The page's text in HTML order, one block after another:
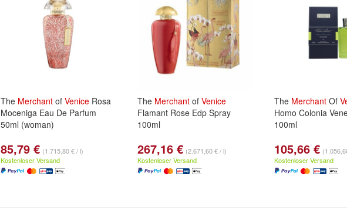
The Merchant of Venice Rosa
Moceniga Eau De Parfum
50ml (woman)
85,79 € (1.715,80 € / l)
Kostenloser Versand
The Merchant of Venice
Flamant Rose Edp Spray
100ml
267,16 € (2.671,60 € / l)
Kostenloser Versand
The Merchant Of
Homo Colonia
100ml
105,66 €
Kostenloser Versand